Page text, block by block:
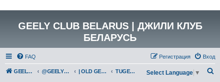
GEELY CLUB BELARUS | ДЖИЛИ КЛУБ
БЕЛАРУСЬ
FAQ Вход
Регистрация
GEELY Club Belarus @GEELYCLUBBY | OLD GEELY TUGELLA (FY11) Select Language ▼